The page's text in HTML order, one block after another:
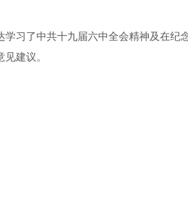
学习了中共十九届六中全会精神及在纪
建议。